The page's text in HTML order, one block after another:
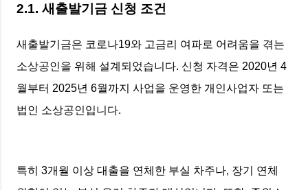
2.1. 새출발기금 신청 조건
새출발기금은 코로나19와 고금리 여파로 어려움을 겪는
소상공인을 위해 설계되었습니다. 신청 자격은 2020년 4
월부터 2025년 6월까지 사업을 운영한 개인사업자 또는
법인 소상공인입니다.
특히 3개월 이상 대출을 연체한 부실 차주나, 장기 연체